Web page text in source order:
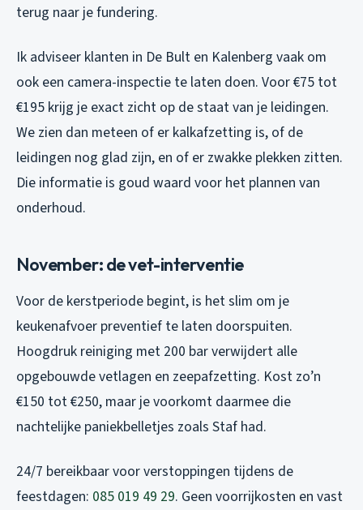
terug naar je fundering.
Ik adviseer klanten in De Bult en Kalenberg vaak om
ook een camera-inspectie te laten doen. Voor €75 tot
€195 krijg je exact zicht op de staat van je leidingen.
We zien dan meteen of er kalkafzetting is, of de
leidingen nog glad zijn, en of er zwakke plekken zitten.
Die informatie is goud waard voor het plannen van
onderhoud.
November: de vet-interventie
Voor de kerstperiode begint, is het slim om je
keukenafvoer preventief te laten doorspuiten.
Hoogdruk reiniging met 200 bar verwijdert alle
opgebouwde vetlagen en zeepafzetting. Kost zo’n
€150 tot €250, maar je voorkomt daarmee die
nachtelijke paniekbelletjes zoals Staf had.
24/7 bereikbaar voor verstoppingen tijdens de
feestdagen: 085 019 49 29. Geen voorrijkosten en vast